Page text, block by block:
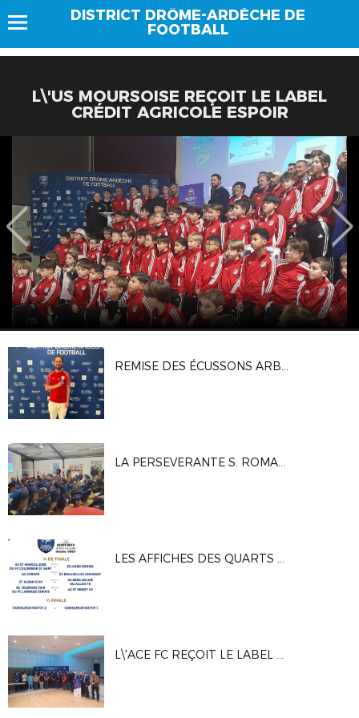
DISTRICT DRÔME-ARDÈCHE DE
FOOTBALL
L\'US MOURSOISE REÇOIT LE LABEL
CRÉDIT AGRICOLE ESPOIR
REMISE DES ÉCUSSONS ARBITRES AU DISTRICT - Vendredi 24 Avril 2026
LA PERSEVERANTE S. ROMANAISE REÇOIT LE LABEL CRÉDIT AGRICOLE ESPOIR
LES AFFICHES DES QUARTS ET DES DEMI-FINALES DES COUPES DRÔME ARDÈCHE 2025-2026
L\'ACE FC REÇOIT LE LABEL CRÉDIT AGRICOLE ESPOIR